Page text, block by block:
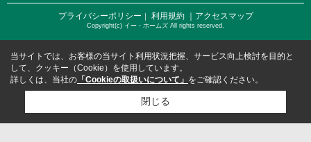
プライバシーポリシー 利用規約 ｜アクセスマップ
Copyright(c) イー・ホームズ All rights reserved.
当サイトでは、お客様の当サイト利用状況把握、サービス向上検討を目的と
して、クッキー（Cookie）を使用しています。
詳しくは、当社の 「Cookieの取扱いについて」 をご確認ください。
閉じる